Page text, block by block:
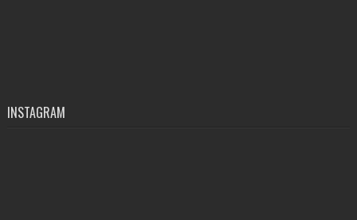
INSTAGRAM